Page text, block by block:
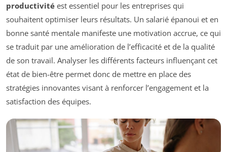
productivité est essentiel pour les entreprises qui
souhaitent optimiser leurs résultats. Un salarié épanoui et en
bonne santé mentale manifeste une motivation accrue, ce qui
se traduit par une amélioration de l’efficacité et de la qualité
de son travail. Analyser les différents facteurs influençant cet
état de bien-être permet donc de mettre en place des
stratégies innovantes visant à renforcer l’engagement et la
satisfaction des équipes.